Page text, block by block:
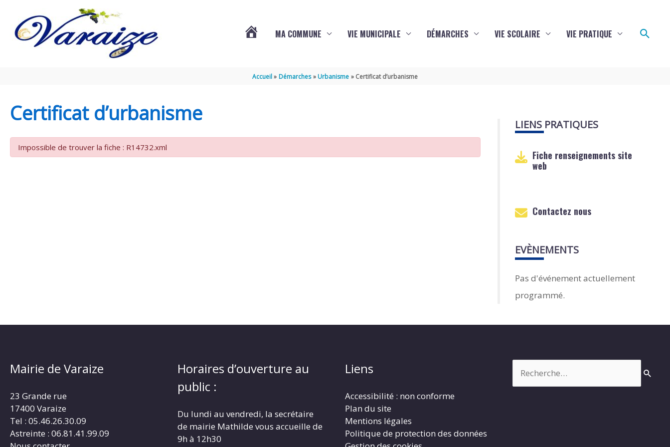
MA COMMUNE VIE MUNICIPALE DÉMARCHES VIE SCOLAIRE VIE PRATIQUE
Accueil Démarches Urbanisme Certificat d’urbanisme
Certificat d’urbanisme
Impossible de trouver la fiche : R14732.xml
LIENS PRATIQUES
Fiche renseignements site
web
Contactez nous
EVÈNEMENTS
Pas d'événement actuellement
programmé.
Mairie de Varaize
23 Grande rue
17400 Varaize
Tel : 05.46.26.30.09
Astreinte : 06.81.41.99.09
Horaires d’ouverture au
public :
Du lundi au vendredi, la secrétaire
de mairie Mathilde vous accueille de
9h à 12h30
Liens
Accessibilité : non conforme
Plan du site
Mentions légales
Politique de protection des données